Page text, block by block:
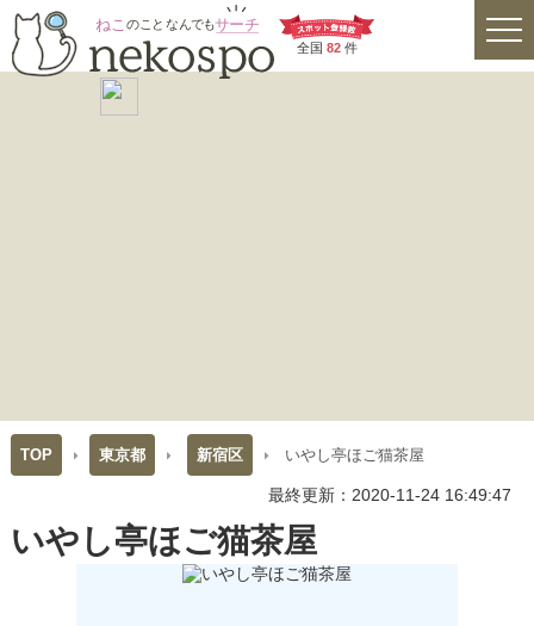
全国 82件
TOP 東京都 新宿区 いやし亭ほご猫茶屋
最終更新：2020-11-24 16:49:47
いやし亭ほご猫茶屋